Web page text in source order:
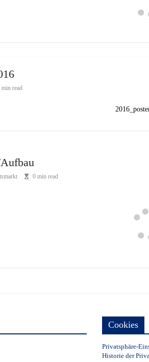
min read
0 min read
Cookies
Privatsphäre-
Historie der